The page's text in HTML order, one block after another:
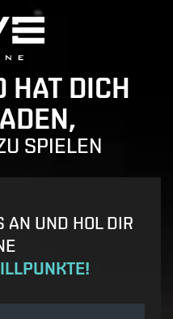
HAT DICH
SPIELEN
AN UND HOL DIR